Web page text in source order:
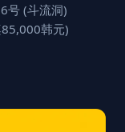
号 (斗流洞)
韩元)